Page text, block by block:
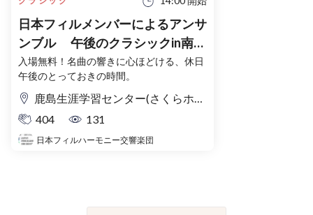
日本フィルメンバーによるアンサ
ンブル 午後のクラシックin南相
馬2026 Supported by TTK/ミラ
イト・ワン
入場無料！名曲の響きに心ほどける、休日
午後のとっておきの時間。
鹿島生涯学習センター(さくらホール)
404
131
日本フィルハーモニー交響楽団